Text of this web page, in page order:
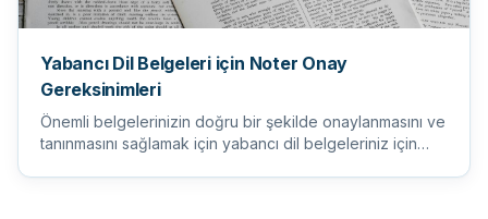
Yabancı Dil Belgeleri için Noter Onay
Gereksinimleri
Önemli belgelerinizin doğru bir şekilde onaylanmasını ve
tanınmasını sağlamak için yabancı dil belgeleriniz için